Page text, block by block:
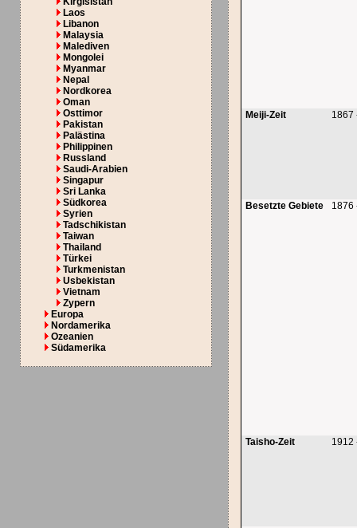
Laos
Libanon
Malaysia
Malediven
Mongolei
Myanmar
Nepal
Nordkorea
Oman
Osttimor
Pakistan
Palästina
Philippinen
Russland
Saudi-Arabien
Singapur
Sri Lanka
Südkorea
Syrien
Tadschikistan
Taiwan
Thailand
Türkei
Turkmenistan
Usbekistan
Vietnam
Zypern
Europa
Nordamerika
Ozeanien
Südamerika
Meiji-Zeit 1867
Besetzte Gebiete 1876
Taisho-Zeit 1912